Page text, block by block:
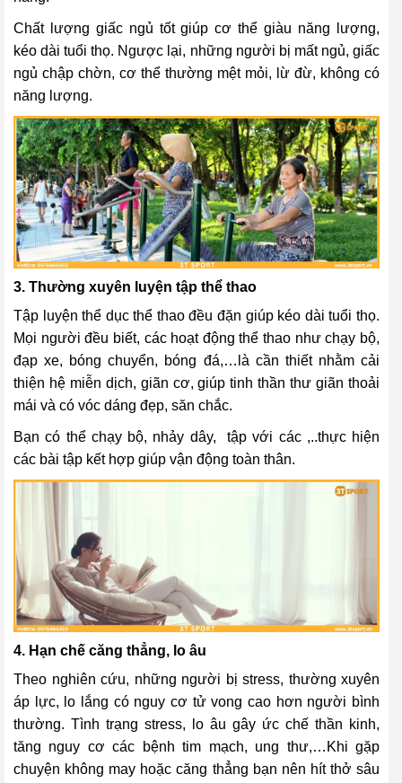
Chất lượng giấc ngủ tốt giúp cơ thể giàu năng lượng,
kéo dài tuổi thọ. Ngược lại, những người bị mất ngủ, giấc
ngủ chập chờn, cơ thể thường mệt mỏi, lừ đừ, không có
năng lượng.
3. Thường xuyên luyện tập thể thao
Tập luyện thể dục thể thao đều đặn giúp kéo dài tuổi thọ.
Mọi người đều biết, các hoạt động thể thao như chạy bộ,
đạp xe, bóng chuyển, bóng đá,…là cần thiết nhằm cải
thiện hệ miễn dịch, giãn cơ, giúp tinh thần thư giãn thoải
mái và có vóc dáng đẹp, săn chắc.
Bạn có thể chạy bộ, nhảy dây, tập với các ,..thực hiện
các bài tập kết hợp giúp vận động toàn thân.
4. Hạn chế căng thẳng, lo âu
Theo nghiên cứu, những người bị stress, thường xuyên
áp lực, lo lắng có nguy cơ tử vong cao hơn người bình
thường. Tình trạng stress, lo âu gây ức chế thần kinh,
tăng nguy cơ các bệnh tim mạch, ung thư,…Khi gặp
chuyện không may hoặc căng thẳng bạn nên hít thở sâu